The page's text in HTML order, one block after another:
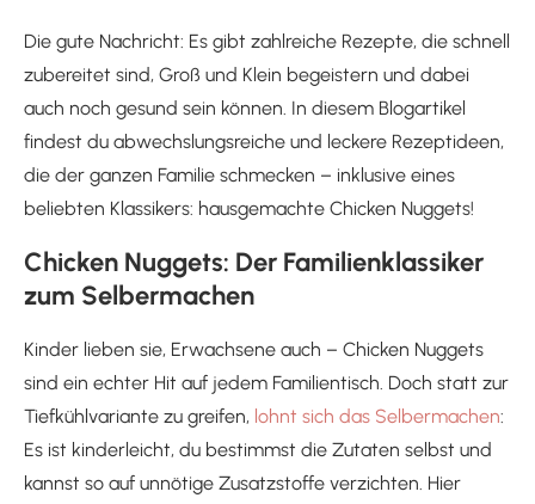
Die gute Nachricht: Es gibt zahlreiche Rezepte, die schnell
zubereitet sind, Groß und Klein begeistern und dabei
auch noch gesund sein können. In diesem Blogartikel
findest du abwechslungsreiche und leckere Rezeptideen,
die der ganzen Familie schmecken – inklusive eines
beliebten Klassikers: hausgemachte Chicken Nuggets!
Chicken Nuggets: Der Familienklassiker
zum Selbermachen
Kinder lieben sie, Erwachsene auch – Chicken Nuggets
sind ein echter Hit auf jedem Familientisch. Doch statt zur
Tiefkühlvariante zu greifen, lohnt sich das Selbermachen:
Es ist kinderleicht, du bestimmst die Zutaten selbst und
kannst so auf unnötige Zusatzstoffe verzichten. Hier